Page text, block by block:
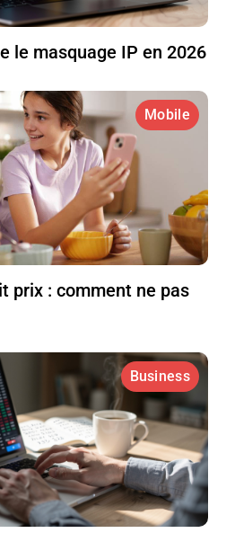
le masquage IP en 2026
Mobile
prix : comment ne pas
Business